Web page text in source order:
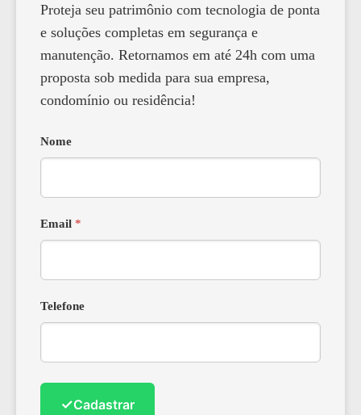
Proteja seu patrimônio com tecnologia de ponta
e soluções completas em segurança e
manutenção. Retornamos em até 24h com uma
proposta sob medida para sua empresa,
condomínio ou residência!
Nome
Email *
Telefone
✓Cadastrar